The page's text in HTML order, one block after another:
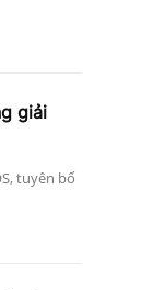
giải
tuyên bố